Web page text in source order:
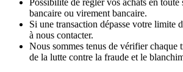
Possibilité de régler vos achats en toute
bancaire ou virement bancaire.
Si une transaction dépasse votre limite
à nous contacter.
Nous sommes tenus de vérifier chaque
de la lutte contre la fraude et le